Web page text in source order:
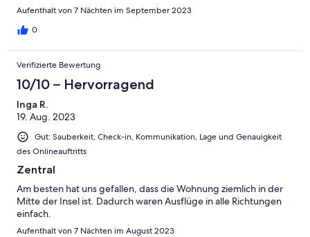
Aufenthalt von 7 Nächten im September 2023
0
Verifizierte Bewertung
10/10 – Hervorragend
Inga R.
19. Aug. 2023
Gut: Sauberkeit, Check-in, Kommunikation, Lage und Genauigkeit
des Onlineauftritts
Zentral
Am besten hat uns gefallen, dass die Wohnung ziemlich in der
Mitte der Insel ist. Dadurch waren Ausflüge in alle Richtungen
einfach.
Aufenthalt von 7 Nächten im August 2023